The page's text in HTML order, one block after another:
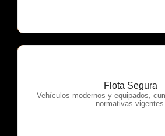
Flota Segura
Vehículos modernos y equipados,
normativas vigentes.
OTP Servicios